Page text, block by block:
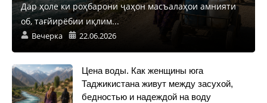
Дар ҳоле ки роҳбарони ҷаҳон масъалаҳои амнияти
об, тағйирёбии иқлим...
Вечерка 22.06.2026
Цена воды. Как женщины юга
Таджикистана живут между засухой,
бедностью и надеждой на воду